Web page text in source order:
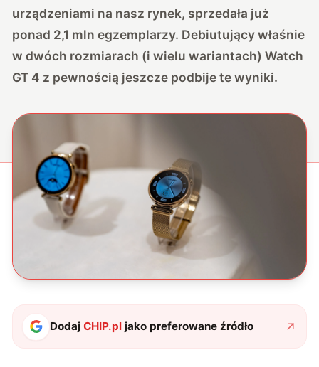
urządzeniami na nasz rynek, sprzedała już
ponad 2,1 mln egzemplarzy. Debiutujący właśnie
w dwóch rozmiarach (i wielu wariantach) Watch
GT 4 z pewnością jeszcze podbije te wyniki.
DodajCHIP.pl jako preferowane źródło